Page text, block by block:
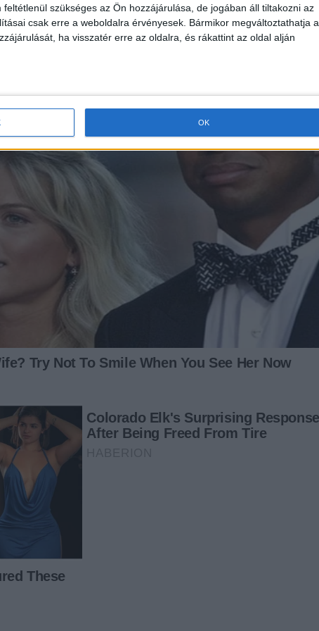
szükséges az Ön hozzájárulása, de jogában áll tiltakozni az
csak erre a weboldalra érvényesek. Bármikor megváltoztathatja a
ha visszatér erre az oldalra, és rákattint az oldal alján
OK